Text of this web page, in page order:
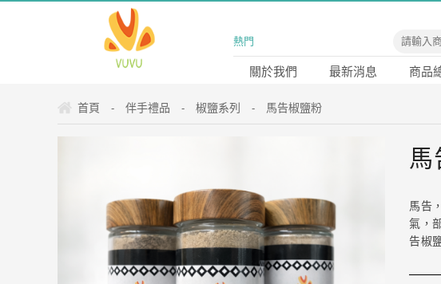
熱門
關於我們 最新消息 商品
首頁 - 伴手禮品 - 椒鹽系列 - 馬告椒鹽粉
馬
馬告
氣，
告椒